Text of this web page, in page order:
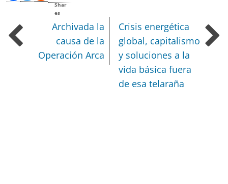
Shar
es
Archivada la
causa de la
Operación Arca
Crisis energética
global, capitalismo
y soluciones a la
vida básica fuera
de esa telaraña